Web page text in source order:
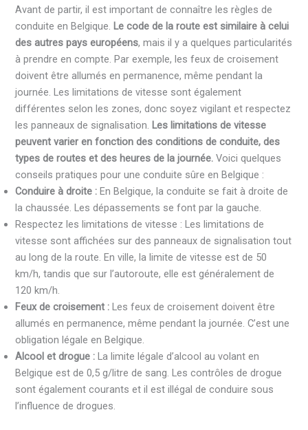
Avant de partir, il est important de connaître les règles de
conduite en Belgique. Le code de la route est similaire à celui
des autres pays européens, mais il y a quelques particularités
à prendre en compte. Par exemple, les feux de croisement
doivent être allumés en permanence, même pendant la
journée. Les limitations de vitesse sont également
différentes selon les zones, donc soyez vigilant et respectez
les panneaux de signalisation. Les limitations de vitesse
peuvent varier en fonction des conditions de conduite, des
types de routes et des heures de la journée. Voici quelques
conseils pratiques pour une conduite sûre en Belgique :
Conduire à droite : En Belgique, la conduite se fait à droite de
la chaussée. Les dépassements se font par la gauche.
Respectez les limitations de vitesse : Les limitations de
vitesse sont affichées sur des panneaux de signalisation tout
au long de la route. En ville, la limite de vitesse est de 50
km/h, tandis que sur l’autoroute, elle est généralement de
120 km/h.
Feux de croisement : Les feux de croisement doivent être
allumés en permanence, même pendant la journée. C’est une
obligation légale en Belgique.
Alcool et drogue :La limite légale d’alcool au volant en
Belgique est de 0,5 g/litre de sang. Les contrôles de drogue
sont également courants et il est illégal de conduire sous
l’influence de drogues.